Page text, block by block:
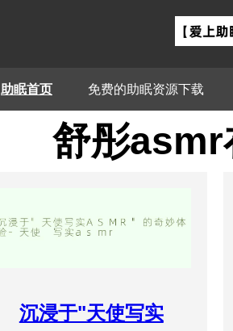
助眠首页 免费的助眠资源下载
舒彤asmr
沉浸于"天使写实